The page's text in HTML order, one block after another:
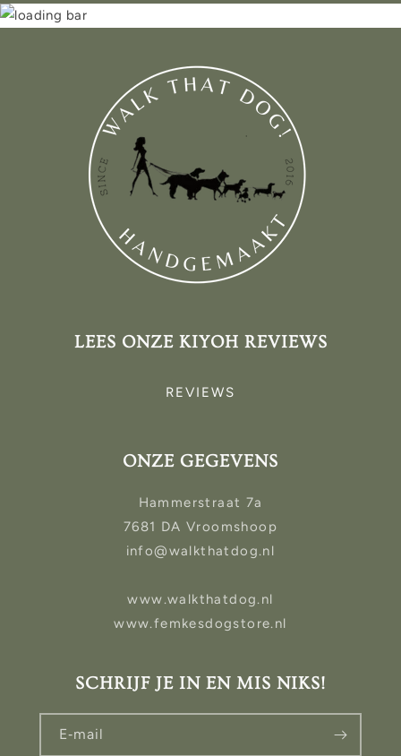
LEES ONZE KIYOH REVIEWS
REVIEWS
ONZE GEGEVENS
Hammerstraat 7a
7681 DA Vroomshoop
info@walkthatdog.nl
www.walkthatdog.nl
www.femkesdogstore.nl
SCHRIJF JE IN EN MIS NIKS!
E‑mail